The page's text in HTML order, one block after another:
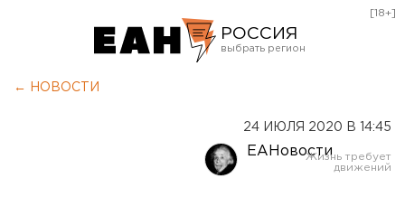
РОССИЯ
Оренбург
[18+]
← НОВОСТИ
24 ИЮЛЯ 2020 В 14:45
ЕАНовости